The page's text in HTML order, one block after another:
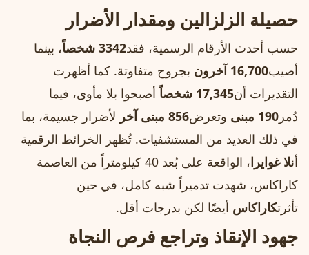
حصيلة الزلزالين ومقدار الأضرار
حسب أحدث الأرقام الرسمية، فقد3342 شخصاً
، بينما
أصيب16,700 آخرون
بجروح متفاوتة. كما أظهرت
التقديرات أن17,345 شخصاً
أصبحوا بلا مأوى، فيما
دُمر 190 مبنى وتعرض856 مبنى آخر
لأضرار جسيمة، بما
في ذلك العديد من المستشفيات. تُظهر الخرائط الرقمية
أنلا غوايرا
، الواقعة على بُعد 40 كيلومتراً من العاصمة
كاراكاس، شهدت تدميراً شبه كامل، في حين
تأثرتكاراكاس أيضًا لكن بدرجات أقل.
جهود الإنقاذ وتراجع فرص النجاة